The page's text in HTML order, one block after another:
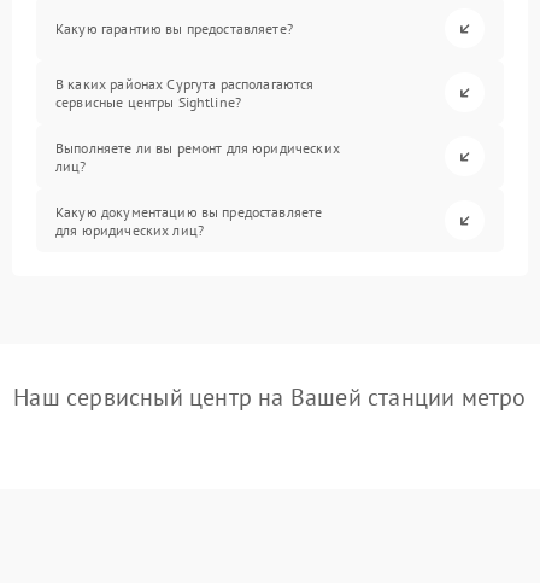
Какую гарантию вы предоставляете?
В каких районах Сургута располагаются
сервисные центры Sightline?
Выполняете ли вы ремонт для юридических
лиц?
Какую документацию вы предоставляете
для юридических лиц?
Наш сервисный центр на Вашей станции метро